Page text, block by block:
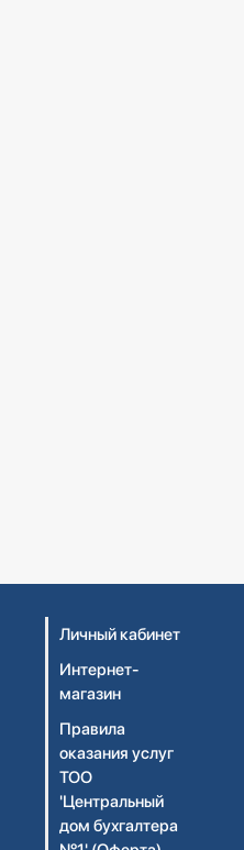
Личный кабинет
Интернет-
магазин
Правила
оказания услуг
ТОО
'Центральный
дом бухгалтера